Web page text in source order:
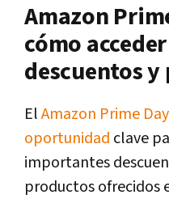
Amazon
cómo
descuentos
ElAmazon Prime
oportunidad clave
importantes
productos ofrecidos